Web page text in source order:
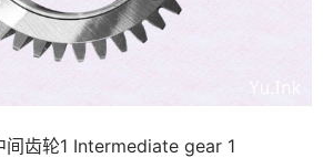
齿轮1 Intermediate gear 1